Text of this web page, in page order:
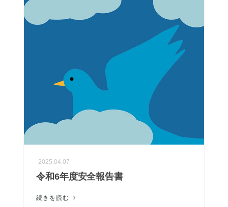
2025.04.07
令和6年度安全報告書
続きを読む